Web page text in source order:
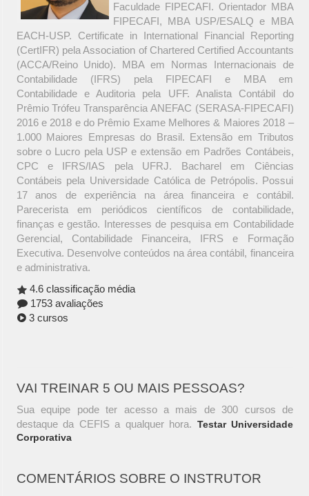
Faculdade FIPECAFI. Orientador MBA
FIPECAFI, MBA USP/ESALQ e MBA
EACH-USP. Certificate in International Financial Reporting
(CertIFR) pela Association of Chartered Certified Accountants
(ACCA/Reino Unido). MBA em Normas Internacionais de
Contabilidade (IFRS) pela FIPECAFI e MBA em
Contabilidade e Auditoria pela UFF. Analista Contábil do
Prêmio Trófeu Transparência ANEFAC (SERASA-FIPECAFI)
2016 e 2018 e do Prêmio Exame Melhores & Maiores 2018 –
1.000 Maiores Empresas do Brasil. Extensão em Tributos
sobre o Lucro pela USP e extensão em Padrões Contábeis,
CPC e IFRS/IAS pela UFRJ. Bacharel em Ciências
Contábeis pela Universidade Católica de Petrópolis. Possui
17 anos de experiência na área financeira e contábil.
Parecerista em periódicos científicos de contabilidade,
finanças e gestão. Interesses de pesquisa em Contabilidade
Gerencial, Contabilidade Financeira, IFRS e Formação
Executiva. Desenvolve conteúdos na área contábil, financeira
e administrativa.
4.6 classificação média
1753 avaliações
3 cursos
VAI TREINAR 5 OU MAIS PESSOAS?
Sua equipe pode ter acesso a mais de 300 cursos de
destaque da CEFIS a qualquer hora. Testar Universidade
Corporativa
COMENTÁRIOS SOBRE O INSTRUTOR